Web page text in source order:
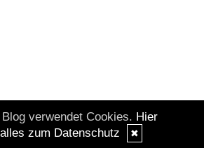
verwendet Cookies. Hier
zum Datenschutz
✖